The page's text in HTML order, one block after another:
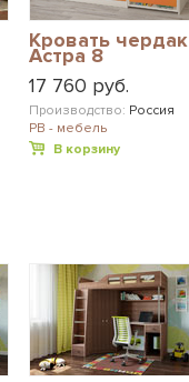
Кровать чердак
Астра 8
17 760 руб.
Производство: Россия
РВ - мебель
В корзину